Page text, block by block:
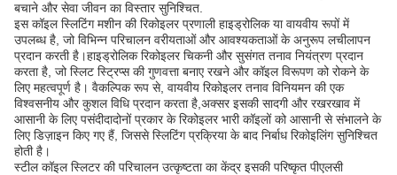
बचाने और सेवा जीवन का विस्तार सुनिश्चित.
इस कॉइल स्लिटिंग मशीन की रिकोइलर प्रणाली हाइड्रोलिक या वायवीय रूपों में
उपलब्ध है, जो विभिन्न परिचालन वरीयताओं और आवश्यकताओं के अनुरूप लचीलापन
प्रदान करती है।हाइड्रोलिक रिकोइलर चिकनी और सुसंगत तनाव नियंत्रण प्रदान
करता है, जो स्लिट स्ट्रिप्स की गुणवत्ता बनाए रखने और कॉइल विरूपण को रोकने के
लिए महत्वपूर्ण है। वैकल्पिक रूप से, वायवीय रिकोइलर तनाव विनियमन की एक
विश्वसनीय और कुशल विधि प्रदान करता है,अक्सर इसकी सादगी और रखरखाव में
आसानी के लिए पसंदीदादोनों प्रकार के रिकोइलर भारी कॉइलों को आसानी से संभालने के
लिए डिज़ाइन किए गए हैं, जिससे स्लिटिंग प्रक्रिया के बाद निर्बाध रिकोइलिंग सुनिश्चित
होती है।
स्टील कॉइल स्लिटर की परिचालन उत्कृष्टता का केंद्र इसकी परिष्कृत पीएलसी